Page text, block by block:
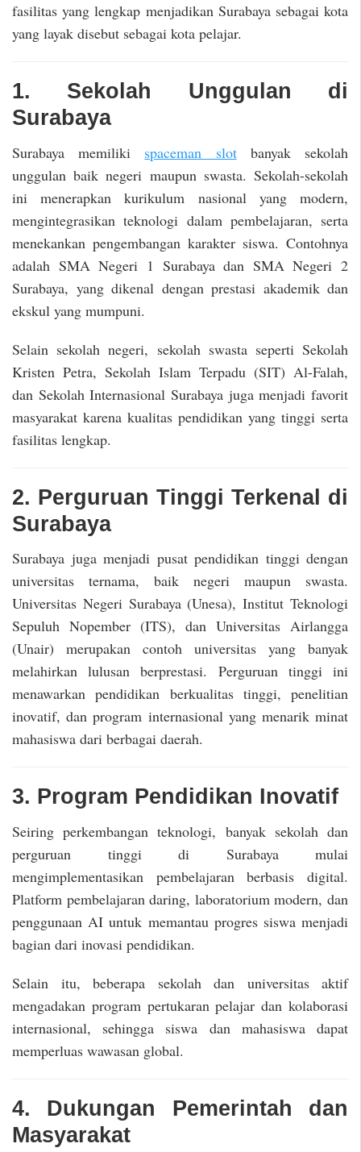
fasilitas yang lengkap menjadikan Surabaya sebagai kota
yang layak disebut sebagai kota pelajar.
1. Sekolah Unggulan di
Surabaya
Surabaya memiliki spaceman slotbanyak sekolah
unggulan baik negeri maupun swasta. Sekolah-sekolah
ini menerapkan kurikulum nasional yang modern,
mengintegrasikan teknologi dalam pembelajaran, serta
menekankan pengembangan karakter siswa. Contohnya
adalah SMA Negeri 1 Surabaya dan SMA Negeri 2
Surabaya, yang dikenal dengan prestasi akademik dan
ekskul yang mumpuni.
Selain sekolah negeri, sekolah swasta seperti Sekolah
Kristen Petra, Sekolah Islam Terpadu (SIT) Al-Falah,
dan Sekolah Internasional Surabaya juga menjadi favorit
masyarakat karena kualitas pendidikan yang tinggi serta
fasilitas lengkap.
2. Perguruan Tinggi Terkenal di
Surabaya
Surabaya juga menjadi pusat pendidikan tinggi dengan
universitas ternama, baik negeri maupun swasta.
Universitas Negeri Surabaya (Unesa), Institut Teknologi
Sepuluh Nopember (ITS), dan Universitas Airlangga
(Unair) merupakan contoh universitas yang banyak
melahirkan lulusan berprestasi. Perguruan tinggi ini
menawarkan pendidikan berkualitas tinggi, penelitian
inovatif, dan program internasional yang menarik minat
mahasiswa dari berbagai daerah.
3. Program Pendidikan Inovatif
Seiring perkembangan teknologi, banyak sekolah dan
perguruan tinggi di Surabaya mulai
mengimplementasikan pembelajaran berbasis digital.
Platform pembelajaran daring, laboratorium modern, dan
penggunaan AI untuk memantau progres siswa menjadi
bagian dari inovasi pendidikan.
Selain itu, beberapa sekolah dan universitas aktif
mengadakan program pertukaran pelajar dan kolaborasi
internasional, sehingga siswa dan mahasiswa dapat
memperluas wawasan global.
4. Dukungan Pemerintah dan
Masyarakat